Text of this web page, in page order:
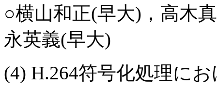
○横山和正(早大)，高木
永英義(早大)
(4) H.264符号化処理に